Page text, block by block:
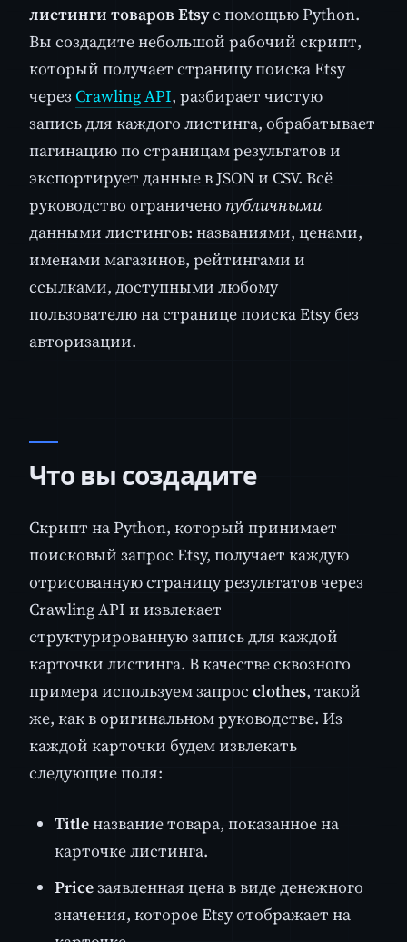
листинги товаров Etsyс помощью Python.
Вы создадите небольшой рабочий скрипт,
который получает страницу поиска Etsy
черезCrawling API, разбирает чистую
запись для каждого листинга, обрабатывает
пагинацию по страницам результатов и
экспортирует данные в JSON и CSV. Всё
руководство ограничено публичными
данными листингов: названиями, ценами,
именами магазинов, рейтингами и
ссылками, доступными любому
пользователю на странице поиска Etsy без
авторизации.
Что вы создадите
Скрипт на Python, который принимает
поисковый запрос Etsy, получает каждую
отрисованную страницу результатов через
Crawling API и извлекает
структурированную запись для каждой
карточки листинга. В качестве сквозного
примера используем запрос clothes, такой
же, как в оригинальном руководстве. Из
каждой карточки будем извлекать
следующие поля:
Titleназвание товара, показанное на
карточке листинга.
Priceзаявленная цена в виде денежного
значения, которое Etsy отображает на